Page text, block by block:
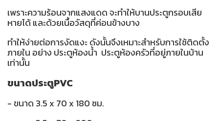
เพราะความร้อนจากแสงแดด จะทำให้บานประตูกรอบเสีย
หายได้ และด้วยเนื้อวัสดุที่ค่อนข้างบาง
ทำให้ง่ายต่อการงัดแงะ ดังนั้นจึงเหมาะสำหรับการใช้ติดตั้ง
ภายใน อย่าง ประตูห้องน้ำ ประตูห้องครัวที่อยู่ภายในบ้าน
เท่านั้น
ขนาดประตูPVC
- ขนาด 3.5 x 70 x 180 ซม.